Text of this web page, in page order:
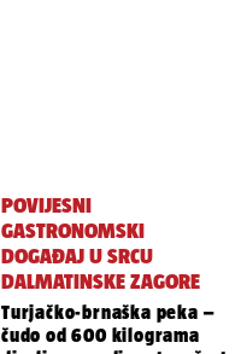
POVIJESNI
GASTRONOMSKI
DOGAĐAJ U SRCU
DALMATINSKE ZAGORE
Turjačko-brnaška peka –
čudo od 600 kilograma